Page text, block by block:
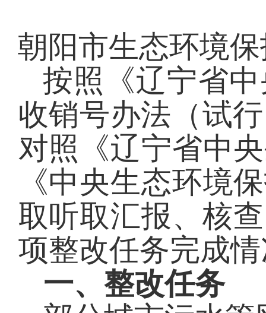
朝阳市生态环境
按照《辽宁省
收销号办法（试
对照
《辽宁省中
《中央生态环境
取听取汇报、核
项整改任务完成
一、整改任务